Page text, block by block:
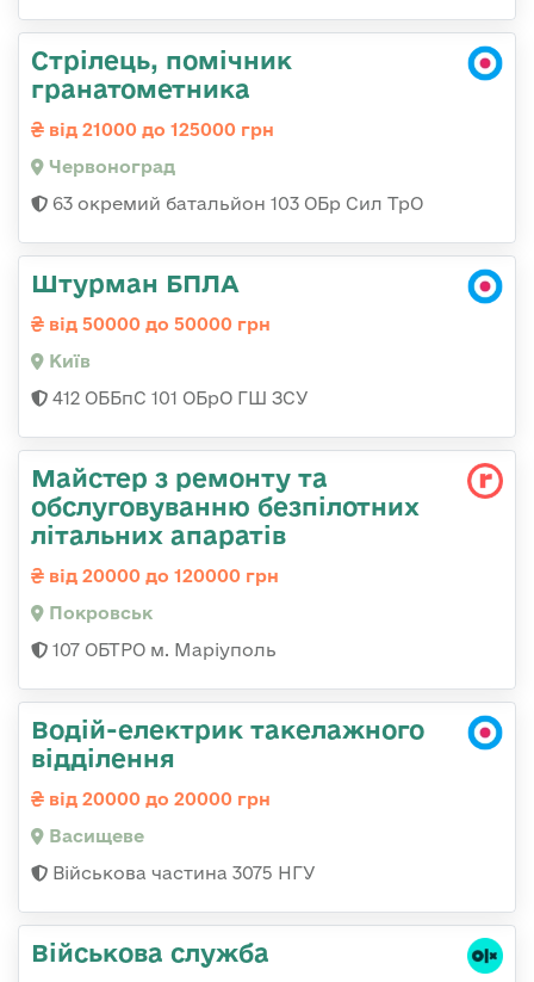
Стрілець, помічник
гранатометника
від 21000 до 125000 грн
Червоноград
63 окремий батальйон 103 ОБр Сил ТрО
Штурман БПЛА
від 50000 до 50000 грн
Київ
412 ОББпС 101 ОБрО ГШ ЗСУ
Майстер з ремонту та
обслуговуванню безпілотних
літальних апаратів
від 20000 до 120000 грн
Покровськ
107 ОБТРО м. Маріуполь
Водій-електрик такелажного
відділення
від 20000 до 20000 грн
Васищеве
Військова частина 3075 НГУ
Військова служба